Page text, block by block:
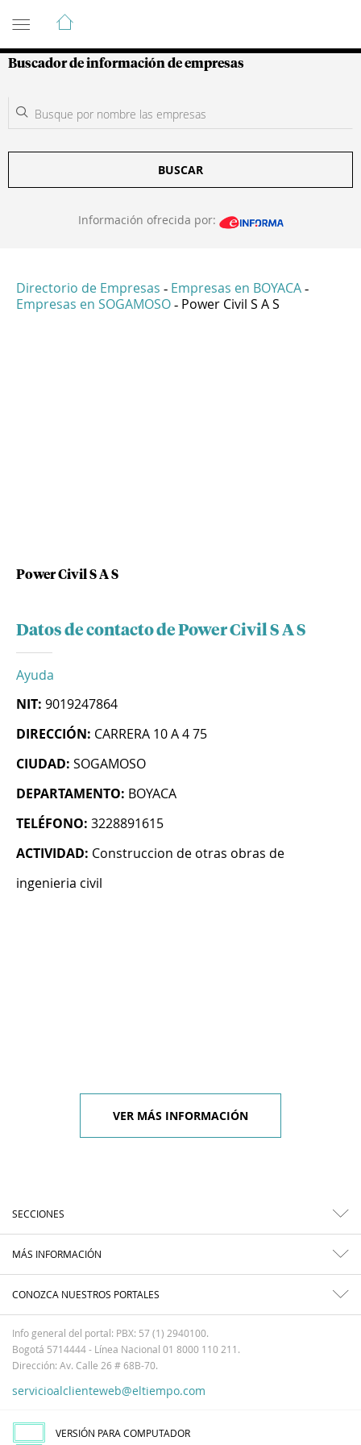
Guía de Empresas Colombianas
Buscador de información de empresas
BUSCAR
Información ofrecida por:
Directorio de Empresas - Empresas en BOYACA -
Empresas en SOGAMOSO - Power Civil S A S
Power Civil S A S
Datos de contacto de Power Civil S A S
Ayuda
NIT: 9019247864
DIRECCIÓN: CARRERA 10 A 4 75
CIUDAD: SOGAMOSO
DEPARTAMENTO: BOYACA
TELÉFONO: 3228891615
ACTIVIDAD: Construccion de otras obras de
ingenieria civil
VER MÁS INFORMACIÓN
SECCIONES
MÁS INFORMACIÓN
CONOZCA NUESTROS PORTALES
Info general del portal: PBX: 57 (1) 2940100.
Bogotá 5714444 - Línea Nacional 01 8000 110 211.
Dirección: Av. Calle 26 # 68B-70.
servicioalclienteweb@eltiempo.com
VERSIÓN PARA COMPUTADOR